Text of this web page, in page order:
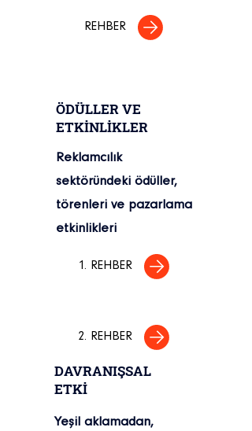
REHBER
ÖDÜLLER VE
ETKİNLİKLER
Reklamcılık
sektöründeki ödüller,
törenleri ve pazarlama
etkinlikleri
1. REHBER
2. REHBER
DAVRANIŞSAL
ETKİ
Yeşil aklamadan,